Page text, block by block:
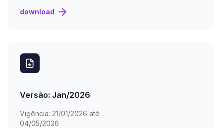
download
Versão: Jan/2026
Vigência: 21/01/2026 até
04/05/2026